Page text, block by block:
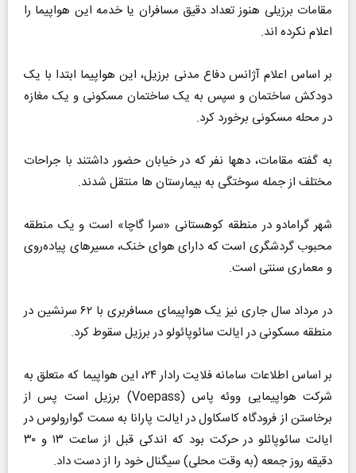
مقامات برزیلی هنوز تعداد دقیق مسافران یا خدمه این هواپیما را
اعلام نکرده اند.
بر اساس اعلام آژانس دفاع مدنی برزیل، این هواپیما ابتدا با یک
دودکش ساختمان و سپس به یک ساختمان مسکونی و یک مغازه
در محله مسکونی برخورد کرد.
به گفته مقامات، دهها نفر که در خیابان حضور داشتند با جراحات
مختلف از جمله سوختگی به بیمارستان ها منتقل شدند.
شهر گرامادو در منطقه کوهستانی «سرا گاچا» است و یک منطقه
محبوب گردشگری است که دارای هوای خنک، مسیرهای پیاده‌روی
و معماری سنتی است.
در مرداد سال جاری نیز یک هواپیمای مسافربری با ۶۲ سرنشین در
منطقه مسکونی در ایالت سائوپائولو در برزیل سقوط کرد.
بر اساس اطلاعات سامانه فلایت رادار ۲۴، این هواپیما که متعلق به
شرکت هواپیمایی ووئه پاس (Voepass) برزیل است پس از
برخاستن از فرودگاه کاسکاول در ایالت پارانا به سمت گوارولوس در
ایالت سائوپائلو در حرکت بود که اندکی قبل از ساعت ۱۳ و ۳۰
دقیقه روز جمعه (به وقت محلی) سیگنال خود را از دست داد.